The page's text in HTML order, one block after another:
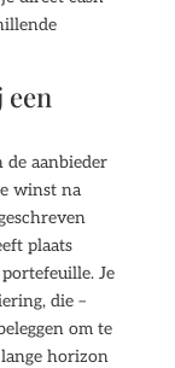
de aanbieder
winst na
plaats
Je
die –
om te
horizon